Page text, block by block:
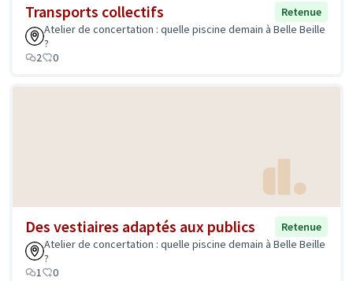
Transports collectifs
Retenue
Atelier de concertation : quelle piscine demain à Belle Beille
?
2
0
Des vestiaires adaptés aux publics
Retenue
Atelier de concertation : quelle piscine demain à Belle Beille
?
1
0